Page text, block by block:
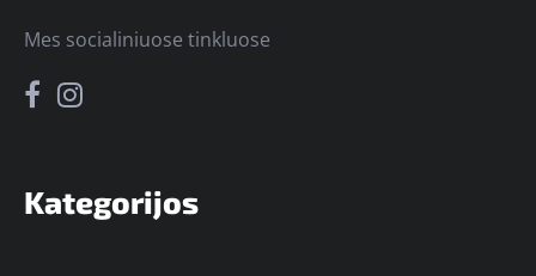
Kategorijos
Mes socialiniuose tinkluose